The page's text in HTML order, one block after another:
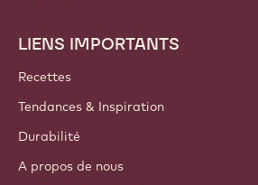
Footer
Callebaut
LIENS IMPORTANTS
Recettes
Tendances & Inspiration
Durabilité
A propos de nous